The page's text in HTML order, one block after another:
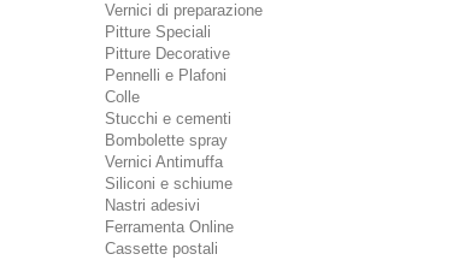
Vernici di preparazione
Pitture Speciali
Pitture Decorative
Pennelli e Plafoni
Colle
Stucchi e cementi
Bombolette spray
Vernici Antimuffa
Siliconi e schiume
Nastri adesivi
Ferramenta Online
Cassette postali